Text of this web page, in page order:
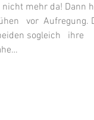
nicht mehr da! Dann
vor  Aufregung.
sogleich   ihre